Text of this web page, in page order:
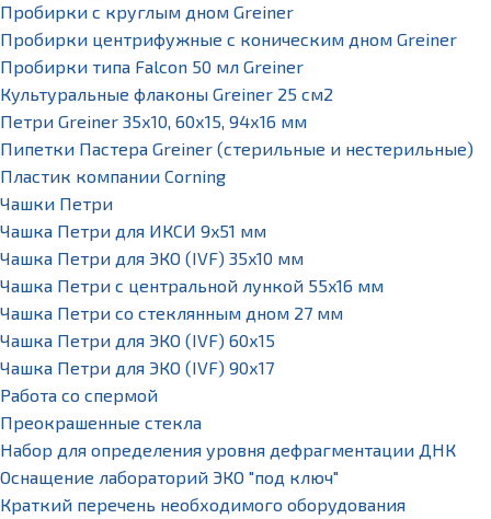
Пробирки с круглым дном Greiner
Пробирки центрифужные с коническим дном Greiner
Пробирки типа Falcon 50 мл Greiner
Культуральные флаконы Greiner 25 см2
Петри Greiner 35х10, 60х15, 94х16 мм
Пипетки Пастера Greiner (стерильные и нестерильные)
Пластик компании Corning
Чашки Петри
Чашка Петри для ИКСИ 9x51 мм
Чашка Петри для ЭКО (IVF) 35x10 мм
Чашка Петри с центральной лункой 55x16 мм
Чашка Петри со стеклянным дном 27 мм
Чашка Петри для ЭКО (IVF) 60х15
Чашка Петри для ЭКО (IVF) 90х17
Работа со спермой
Преокрашенные стекла
Набор для определения уровня дефрагментации ДНК
Оснащение лабораторий ЭКО "под ключ"
Краткий перечень необходимого оборудования